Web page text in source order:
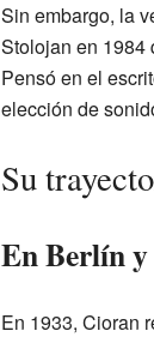
Sin embargo, la
Stolojan en 1984
Pensó en el
elección de
Su
En Berlín
En 1933, Cioran